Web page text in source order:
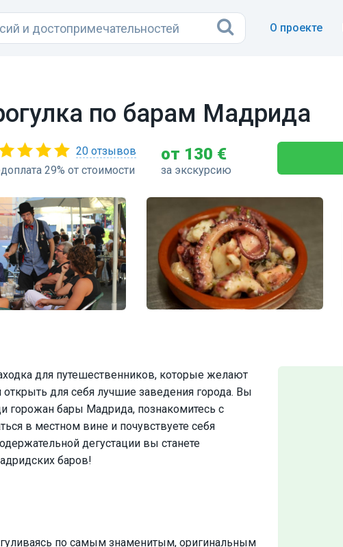
О проекте
по барам Мадрида
20 отзывов
29% от стоимости
от 130 €
за экскурсию
для путешественников, которые желают
для себя лучшие заведения города. Вы
горожан бары Мадрида, познакомитесь с
в местном вине и почувствуете себя
дегустации вы станете
баров!
по самым знаменитым, оригинальным